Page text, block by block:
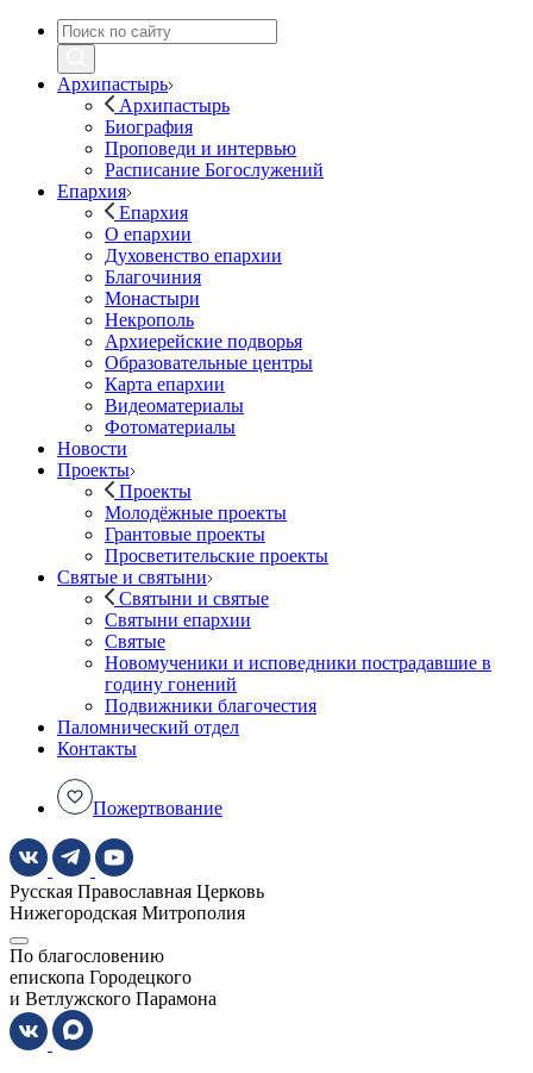
Архипастырь
Архипастырь
Биография
Проповеди и интервью
Расписание Богослужений
Епархия
Епархия
О епархии
Духовенство епархии
Благочиния
Монастыри
Некрополь
Архиерейские подворья
Образовательные центры
Карта епархии
Видеоматериалы
Фотоматериалы
Новости
Проекты
Проекты
Молодёжные проекты
Грантовые проекты
Просветительские проекты
Святые и святыни
Святыни и святые
Святыни епархии
Святые
Новомученики и исповедники пострадавшие в
годину гонений
Подвижники благочестия
Паломнический отдел
Контакты
Пожертвование
Русская Православная Церковь
Нижегородская Митрополия
По благословению
епископа Городецкого
и Ветлужского Парамона